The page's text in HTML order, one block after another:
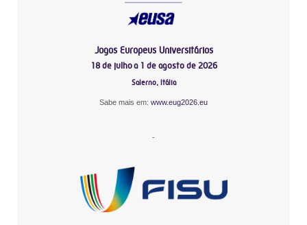
Jogos Europeus Universitários
18 de julho a 1 de agosto de 2026
Salerno, Itália
Sabe mais em: www.eug2026.eu
-